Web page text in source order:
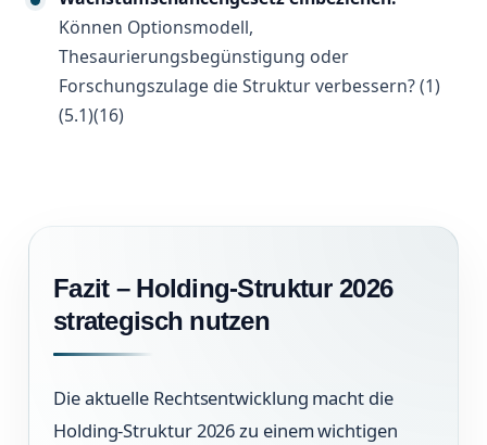
Können Optionsmodell,
Thesaurierungsbegünstigung oder
Forschungszulage die Struktur verbessern? (1)
(5.1)(16)
Fazit – Holding-Struktur 2026
strategisch nutzen
Die aktuelle Rechtsentwicklung macht die
Holding-Struktur 2026 zu einem wichtigen